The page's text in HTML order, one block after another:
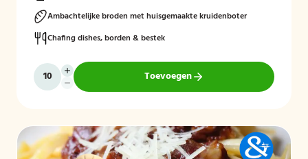
Ambachtelijke broden met huisgemaakte kruidenboter
Chafing dishes, borden & bestek
Toevoegen